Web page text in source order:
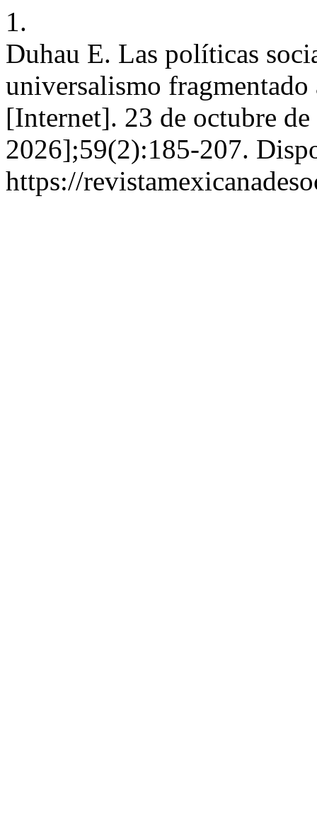
1.
Duhau E. Las políticas
universalismo
[Internet]. 23 de octubre
2026];59(2):185-207.
https://